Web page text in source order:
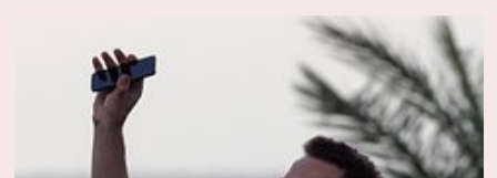
перевозок
между
ЕС
и
Россией
оценили